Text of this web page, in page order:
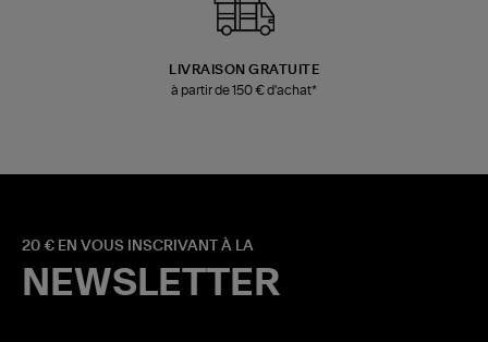
LIVRAISON GRATUITE
à partir de 150 € d'achat*
20 € EN VOUS INSCRIVANT À LA
NEWSLETTER